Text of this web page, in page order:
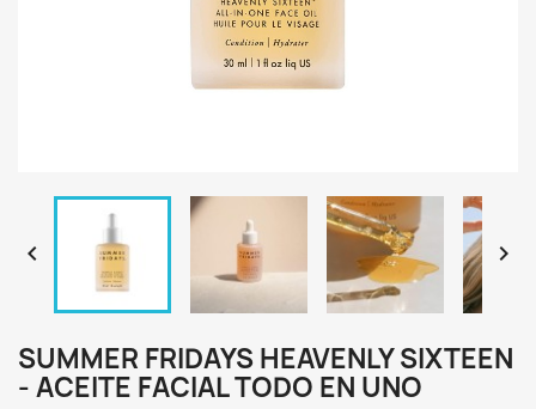
 
SUMMER FRIDAYS HEAVENLY SIXTEEN
- ACEITE FACIAL TODO EN UNO